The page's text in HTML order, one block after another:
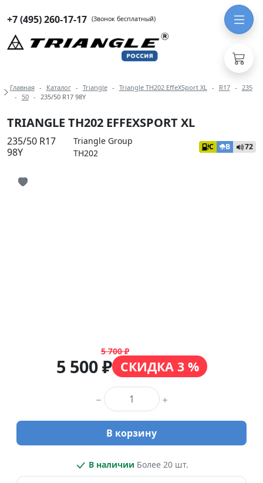
+7 (495) 260-17-17 (Звонок бесплатный)
Навигация по разделам модели
Главная Каталог Triangle Triangle TH202 EffeXSport XL R17
235
50
235/50 R17 98Y
TRIANGLE TH202 EFFEXSPORT XL
235/50 R17
98Y
Triangle Group
TH202
C B 72
5 700 ₽
5 500 ₽ СКИДКА 3 %
Количество товара
В корзину
В наличии Более 20 шт.